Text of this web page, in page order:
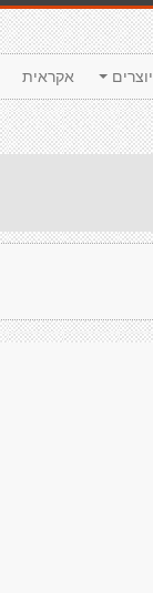
אקראית יוצרים